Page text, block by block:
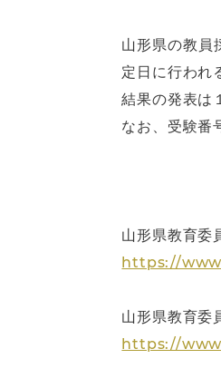
山形県の教員
定日に行われ
結果の発表は
なお、受験番
山形県教育委
https://
山形県教育委
https://